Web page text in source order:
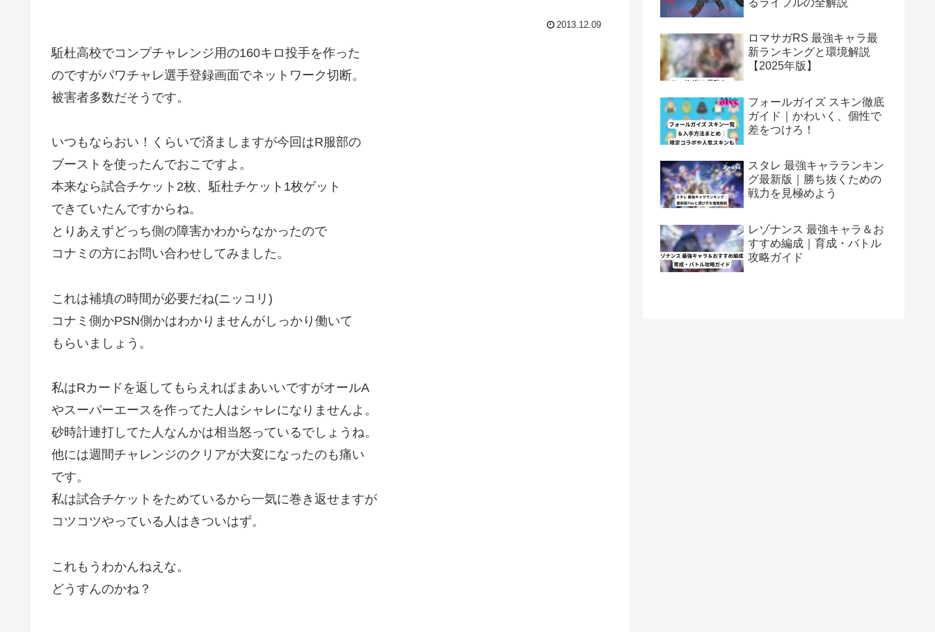
2013.12.09
駈杜高校でコンプチャレンジ用の160キロ投手を作った
のですがパワチャレ選手登録画面でネットワーク切断。
被害者多数だそうです。
いつもならおい！くらいで済ましますが今回はR服部の
ブーストを使ったんでおこですよ。
本来なら試合チケット2枚、駈杜チケット1枚ゲット
できていたんですからね。
とりあえずどっち側の障害かわからなかったので
コナミの方にお問い合わせしてみました。
これは補填の時間が必要だね(ニッコリ)
コナミ側かPSN側かはわかりませんがしっかり働いて
もらいましょう。
私はRカードを返してもらえればまあいいですがオールA
やスーパーエースを作ってた人はシャレになりませんよ。
砂時計連打してた人なんかは相当怒っているでしょうね。
他には週間チャレンジのクリアが大変になったのも痛い
です。
私は試合チケットをためているから一気に巻き返せますが
コツコツやっている人はきついはず。
これもうわかんねえな。
どうすんのかね？
るライフルの全解説
ロマサガRS 最強キャラ最
新ランキングと環境解説
【2025年版】
フォールガイズ スキン徹底
ガイド｜かわいく、個性で
差をつけろ！
スタレ 最強キャラランキン
グ最新版｜勝ち抜くための
戦力を見極めよう
レゾナンス 最強キャラ＆お
すすめ編成｜育成・バトル
攻略ガイド